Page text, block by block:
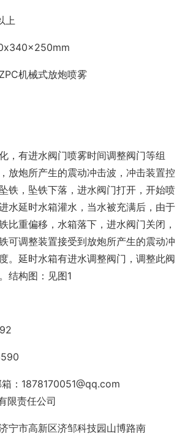
上
x340x250mm
，有进水阀门喷雾时间调整阀门等组
放炮所产生的震动冲击波，冲击装置控
铁，坠铁下落，进水阀门打开，开始喷
水延时水箱灌水，当水被充满后，由于
比重偏移，水箱落下，进水阀门关闭，
可调整装置接受到放炮所产生的震动冲
。延时水箱有进水调整阀门，调整此阀
结构图：见图1
：1878170051@qq.com
责任公司
宁市高新区济邹科技园山博路南